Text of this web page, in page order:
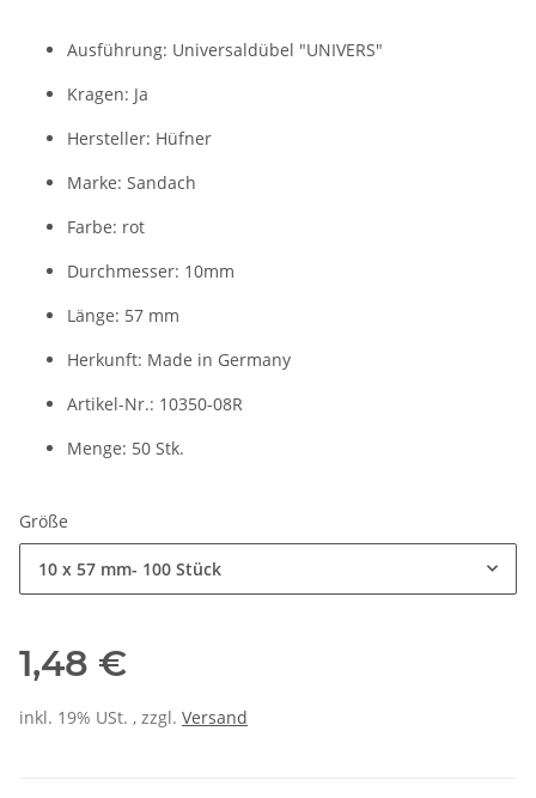
Ausführung: Universaldübel "UNIVERS"
Kragen: Ja
Hersteller: Hüfner
Marke: Sandach
Farbe: rot
Durchmesser: 10mm
Länge: 57 mm
Herkunft: Made in Germany
Artikel-Nr.: 10350-08R
Menge: 50 Stk.
Größe
10 x 57 mm- 100 Stück
1,48 €
inkl. 19% USt. , zzgl. Versand